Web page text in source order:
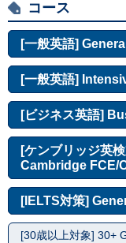
コース
[一般英語]
[一般英語]
[ビジネス英語]
[ケンブリッジ英
Cambridge FCE/
[IELTS対策]
[30歳以上対象] 30+